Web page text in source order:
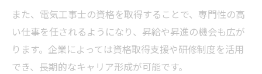
ト
電気工事で安定した生活基盤を築く方法
家族に優しい電気工事転職先の選び方
また、電気工事士の資格を取得することで、専門性の高
い仕事を任されるようになり、昇給や昇進の機会も広が
ります。企業によっては資格取得支援や研修制度を活用
でき、長期的なキャリア形成が可能です。